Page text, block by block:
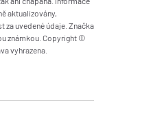
aktualizovány,
uvedené údaje. Značka
známkou. Copyright ©
vyhrazena.